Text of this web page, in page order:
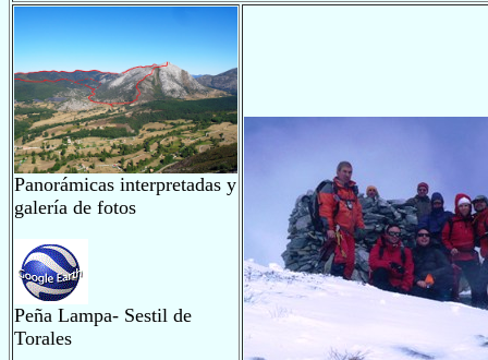
Panorámicas interpretadas y
galería de fotos
Peña Lampa- Sestil de
Torales